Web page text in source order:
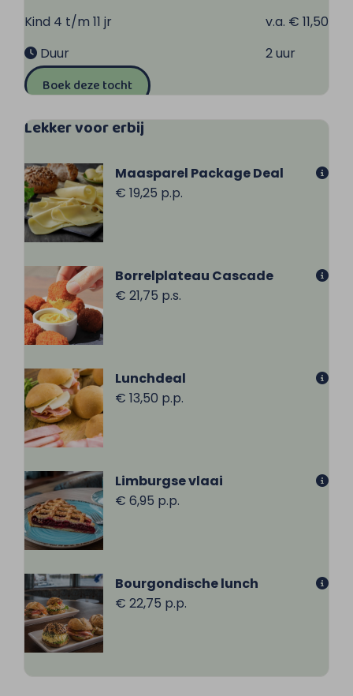
Kind 4 t/m 11 jr
v.a. € 11,50
Duur
2 uur
Boek deze tocht
Lekker voor erbij
Maasparel Package Deal
€ 19,25 p.p.
Borrelplateau Cascade
€ 21,75 p.s.
Lunchdeal
€ 13,50 p.p.
Limburgse vlaai
€ 6,95 p.p.
Bourgondische lunch
€ 22,75 p.p.